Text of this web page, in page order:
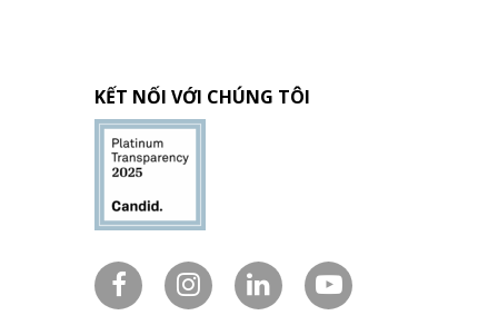
KẾT NỐI VỚI CHÚNG TÔI